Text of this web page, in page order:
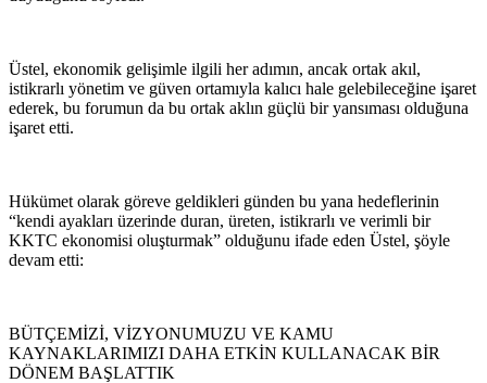
Üstel, ekonomik gelişimle ilgili her adımın, ancak ortak akıl,
istikrarlı yönetim ve güven ortamıyla kalıcı hale gelebileceğine işaret
ederek, bu forumun da bu ortak aklın güçlü bir yansıması olduğuna
işaret etti.
Hükümet olarak göreve geldikleri günden bu yana hedeflerinin
“kendi ayakları üzerinde duran, üreten, istikrarlı ve verimli bir
KKTC ekonomisi oluşturmak” olduğunu ifade eden Üstel, şöyle
devam etti:
BÜTÇEMİZİ, VİZYONUMUZU VE KAMU
KAYNAKLARIMIZI DAHA ETKİN KULLANACAK BİR
DÖNEM BAŞLATTIK